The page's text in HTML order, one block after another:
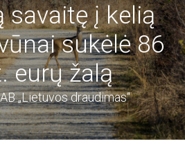
savaitę į kelią
sukėlė 86
eurų žalą
„Lietuvos draudimas“